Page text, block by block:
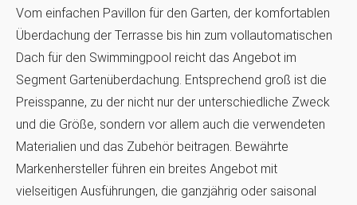
Vom einfachen Pavillon für den Garten, der komfortablen
Überdachung der Terrasse bis hin zum vollautomatischen
Dach für den Swimmingpool reicht das Angebot im
Segment Gartenüberdachung. Entsprechend groß ist die
Preisspanne, zu der nicht nur der unterschiedliche Zweck
und die Größe, sondern vor allem auch die verwendeten
Materialien und das Zubehör beitragen. Bewährte
Markenhersteller führen ein breites Angebot mit
vielseitigen Ausführungen, die ganzjährig oder saisonal